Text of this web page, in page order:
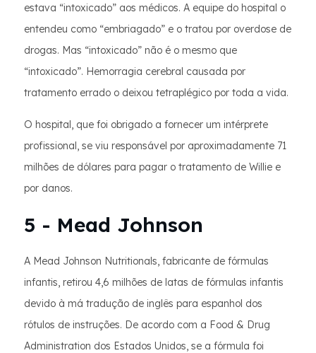
estava “intoxicado” aos médicos. A equipe do hospital o
entendeu como “embriagado” e o tratou por overdose de
drogas. Mas “intoxicado” não é o mesmo que
“intoxicado”. Hemorragia cerebral causada por
tratamento errado o deixou tetraplégico por toda a vida.
O hospital, que foi obrigado a fornecer um intérprete
profissional, se viu responsável por aproximadamente 71
milhões de dólares para pagar o tratamento de Willie e
por danos.
5 - Mead Johnson
A Mead Johnson Nutritionals, fabricante de fórmulas
infantis, retirou 4,6 milhões de latas de fórmulas infantis
devido à má tradução de inglês para espanhol dos
rótulos de instruções. De acordo com a Food & Drug
Administration dos Estados Unidos, se a fórmula foi